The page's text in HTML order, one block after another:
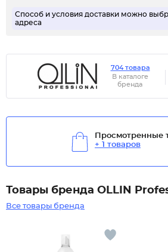
Способ и условия доставки можно
адреса
704 товара
В каталоге
бренда
Просмотренные
+ 1 товаров
Товары бренда OLLIN
Все товары бренда